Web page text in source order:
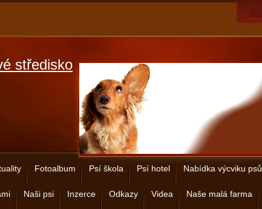
středisko
Fotoalbum Psí škola Psí hotel Nabídka výcviku psů
Naši psi Inzerce Odkazy Videa Naše malá farma